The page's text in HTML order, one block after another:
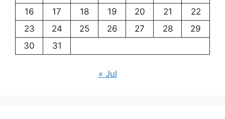
16
17 18 19 20 21
22
23
24 25 26 27 28
29
30
31
« Jul